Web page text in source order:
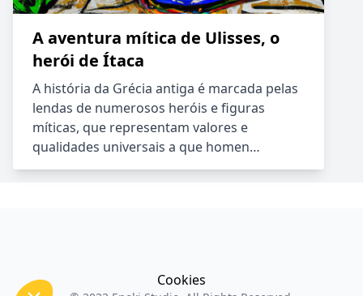
A aventura mítica de Ulisses, o
herói de Ítaca
A história da Grécia antiga é marcada pelas
lendas de numerosos heróis e figuras
míticas, que representam valores e
qualidades universais a que homen…
Cookies